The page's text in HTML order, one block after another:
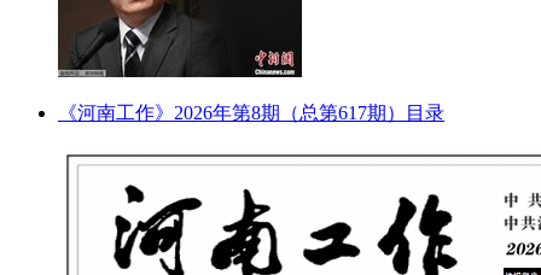
《河南工作》2026年第8期（总第617期）目录